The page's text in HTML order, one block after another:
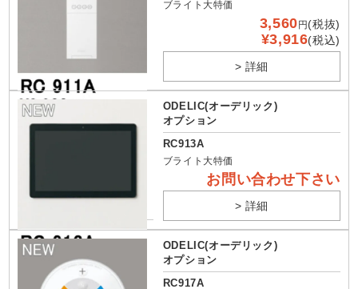
ブライト大特価
3,560 円 (税抜)
¥3,916(税込)
> 詳細
ODELIC(オーデリック)
オプション
RC913A
ブライト大特価
お問い合わせ下さい
> 詳細
ODELIC(オーデリック)
オプション
RC917A